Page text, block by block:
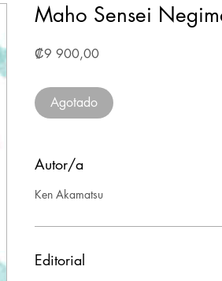
Maho Sensei
₡9 900,00Precio
Agotado
Autor/a
Ken Akamatsu
Editorial